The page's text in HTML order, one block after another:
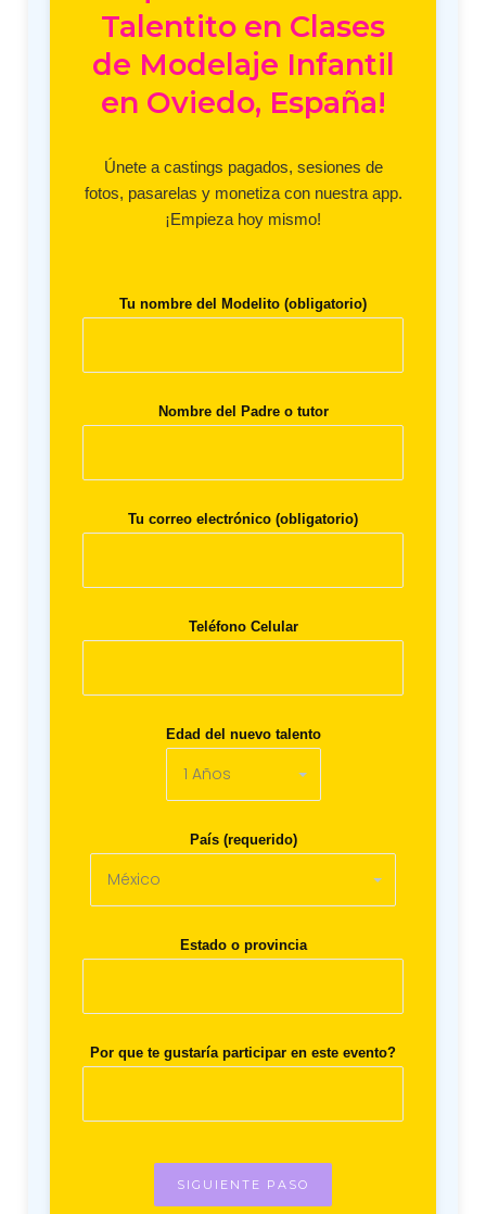
Talentito en Clases
de Modelaje Infantil
en Oviedo, España!
Únete a castings pagados, sesiones de
fotos, pasarelas y monetiza con nuestra app.
¡Empieza hoy mismo!
Tu nombre del Modelito (obligatorio)
Nombre del Padre o tutor
Tu correo electrónico (obligatorio)
Teléfono Celular
Edad del nuevo talento
País (requerido)
Estado o provincia
Por que te gustaría participar en este evento?